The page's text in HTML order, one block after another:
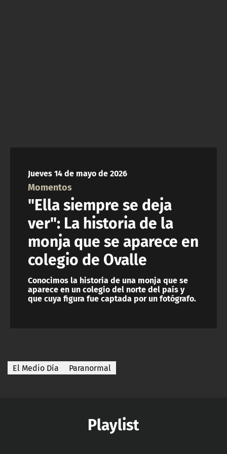
Jueves 14 de mayo de 2026
Momentos
"Ella siempre se deja
ver": La historia de la
monja que se aparece en
colegio de Ovalle
Conocimos la historia de una monja que se
aparece en un colegio del norte del país y
que cuya figura fue captada por un fotógrafo.
El Medio Día Paranormal
Playlist